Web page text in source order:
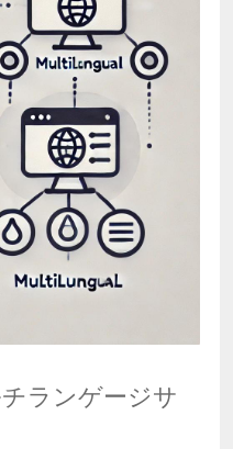
ランゲージサ